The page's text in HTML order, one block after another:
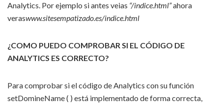
Analytics. Por ejemplo si antes veias “/indice.html”ahora
veraswww.sitesempatizado.es/indice.html
¿COMO PUEDO COMPROBAR SI EL CÓDIGO DE
ANALYTICS ES CORRECTO?
Para comprobar si el código de Analytics con su función
setDomineName ( ) está implementado de forma correcta,